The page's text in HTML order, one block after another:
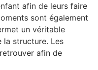
afin de leurs faire
sont également
un véritable
la structure. Les
afin de